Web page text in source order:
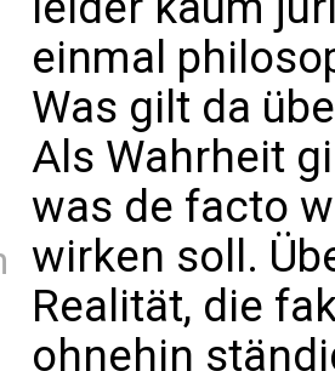
einmal
Was gilt da
Als Wahrheit
was de facto
wirken soll.
Realität, die
ohnehin